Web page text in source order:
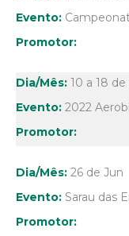
10 a 18 de
2022
26 de Jun
Sarau das